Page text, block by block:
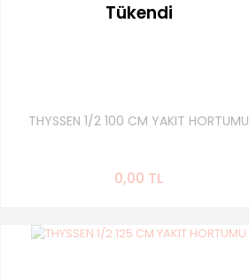
Tükendi
THYSSEN 1/2 100 CM YAKIT HORTUMU
0,00 TL